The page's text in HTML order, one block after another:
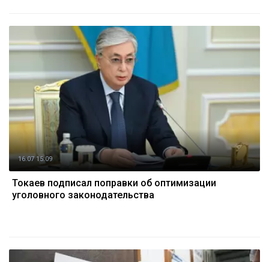
16.07 15:09
Токаев подписал поправки об оптимизации
уголовного законодательства